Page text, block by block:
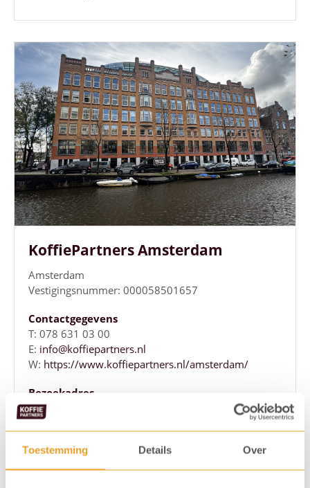
Toestemming Details Over
KoffiePartners Amsterdam
Amsterdam
Vestigingsnummer: 000058501657
Contactgegevens
T: 078 631 03 00
E: info@koffiepartners.nl
W: https://www.koffiepartners.nl/amsterdam/
Bezoekadres
Weesperplein 4B
1018 XA Amsterdam